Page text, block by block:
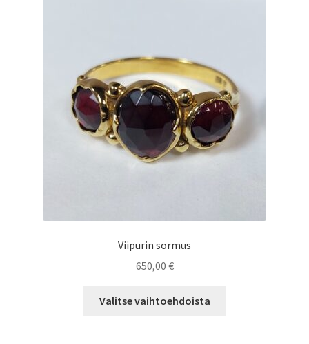
Viipurin sormus
650,00 €
Valitse vaihtoehdoista